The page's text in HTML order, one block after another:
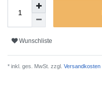
Wunschliste
* inkl. ges. MwSt. zzgl. Versandkosten